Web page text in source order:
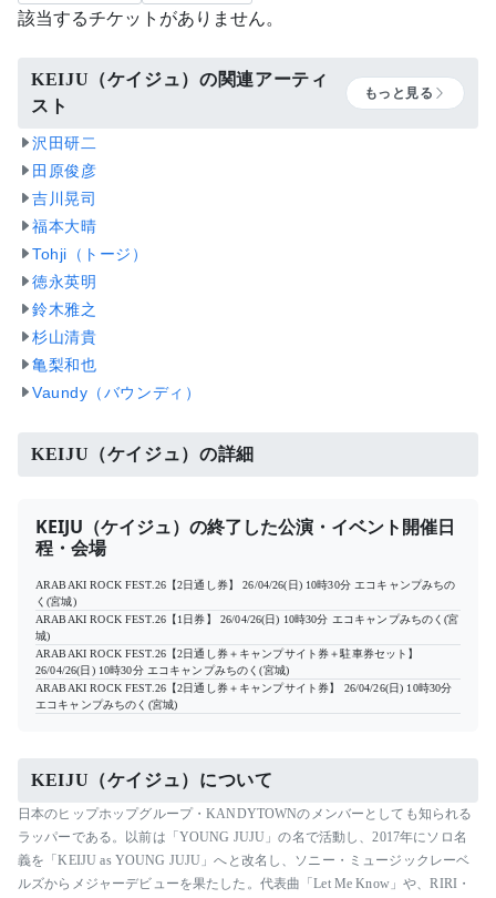
該当するチケットがありません。
KEIJU（ケイジュ）の関連アーティ
スト
もっと見る
沢田研二
田原俊彦
吉川晃司
福本大晴
Tohji（トージ）
徳永英明
鈴木雅之
杉山清貴
亀梨和也
Vaundy（バウンディ）
KEIJU（ケイジュ）の詳細
KEIJU（ケイジュ）の終了した公演・イベント開催日
程・会場
ARABAKI ROCK FEST.26【2日通し券】 26/04/26(日) 10時30分 エコキャンプみちの
く(宮城)
ARABAKI ROCK FEST.26【1日券】
26/04/26(日) 10時30分 エコキャンプみちのく(宮
城)
ARABAKI ROCK FEST.26【2日通し券＋キャンプサイト券＋駐車券セット】
26/04/26(日) 10時30分 エコキャンプみちのく(宮城)
ARABAKI ROCK FEST.26【2日通し券＋キャンプサイト券】
26/04/26(日) 10時30分
エコキャンプみちのく(宮城)
KEIJU（ケイジュ）について
日本のヒップホップグループ・KANDYTOWNのメンバーとしても知られる
ラッパーである。以前は「YOUNG JUJU」の名で活動し、2017年にソロ名
義を「KEIJU as YOUNG JUJU」へと改名し、ソニー・ミュージックレーベ
ルズからメジャーデビューを果たした。代表曲「Let Me Know」や、RIRI・